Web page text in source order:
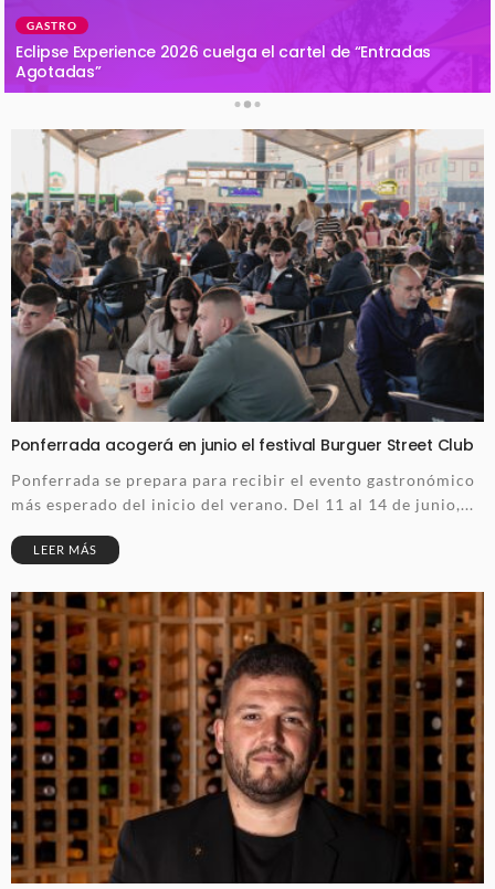
GASTRO
Eclipse Experience 2026 cuelga el cartel de “Entradas
Agotadas”
Ponferrada acogerá en junio el festival Burguer Street Club
Ponferrada se prepara para recibir el evento gastronómico
más esperado del inicio del verano. Del 11 al 14 de junio,...
LEER MÁS